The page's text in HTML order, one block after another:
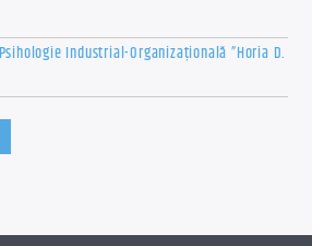
Industrial-Organizațională ”Horia D.